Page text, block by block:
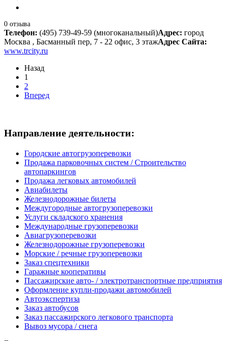
0 отзыва
Телефон: (495) 739-49-59 (многоканальный)Адрес: город
Москва , Басманный пер, 7 - 22 офис, 3 этажАдрес Сайта:
www.trcity.ru
Назад
1
2
Вперед
Направление деятельности:
Городские автогрузоперевозки
Продажа парковочных систем / Строительство
автопаркингов
Продажа легковых автомобилей
Авиабилеты
Железнодорожные билеты
Междугородные автогрузоперевозки
Услуги складского хранения
Международные грузоперевозки
Авиагрузоперевозки
Железнодорожные грузоперевозки
Морские / речные грузоперевозки
Заказ спецтехники
Гаражные кооперативы
Пассажирские авто- / электротранспортные предприятия
Оформление купли-продажи автомобилей
Автоэкспертиза
Заказ автобусов
Заказ пассажирского легкового транспорта
Вывоз мусора / снега